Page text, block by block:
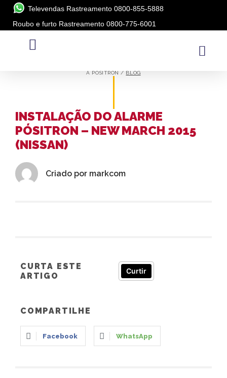
Televendas Rastreamento 0800-855-5888
Roubo e furto Rastreamento 0800-775-6001
A PÓSITRON / BLOG
INSTALAÇÃO DO ALARME
PÓSITRON – NEW MARCH 2015
(NISSAN)
Criado por markcom
CURTA ESTE
ARTIGO
Curtir
COMPARTILHE
Facebook WhatsApp